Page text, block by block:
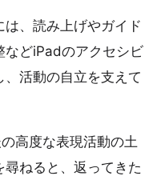
、読み上げやガイド
などiPadのアクセシビ
、活動の自立を支えて
高度な表現活動の土
ねると、返ってきた